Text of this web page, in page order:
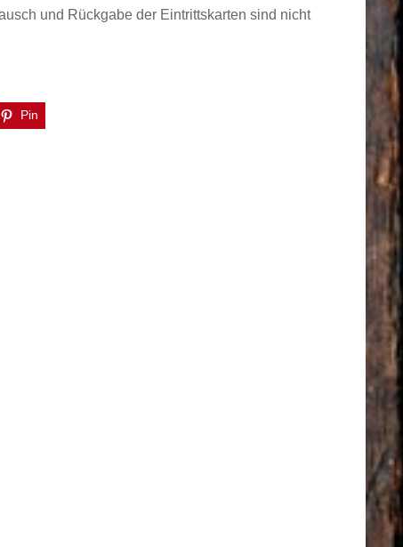
und Rückgabe der Eintrittskarten sind nicht
Pin